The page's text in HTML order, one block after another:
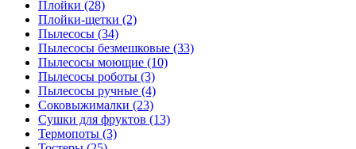
Плойки (28)
Плойки-щетки (2)
Пылесосы (34)
Пылесосы безмешковые (33)
Пылесосы моющие (10)
Пылесосы роботы (3)
Пылесосы ручные (4)
Соковыжималки (23)
Сушки для фруктов (13)
Термопоты (3)